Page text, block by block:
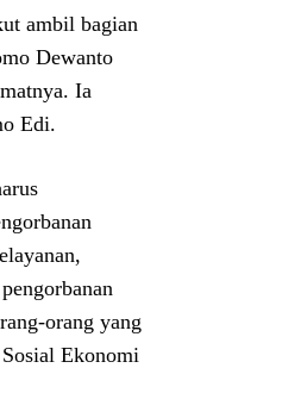
ambil bagian
Dewanto
Ia
Edi.
orang yang
Ekonomi